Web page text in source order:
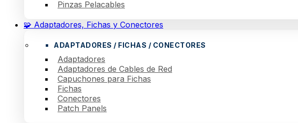
Pinzas Pelacables
🧩 Adaptadores, Fichas y Conectores
ADAPTADORES / FICHAS / CONECTORES
Adaptadores
Adaptadores de Cables de Red
Capuchones para Fichas
Fichas
Conectores
Patch Panels